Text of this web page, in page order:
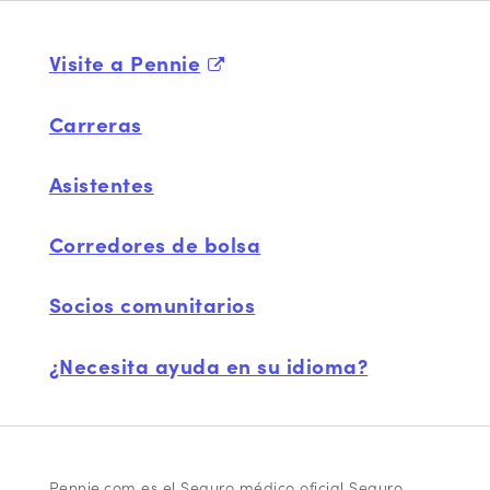
Visite a Pennie
Carreras
Asistentes
Corredores de bolsa
Socios comunitarios
¿Necesita ayuda en su idioma?